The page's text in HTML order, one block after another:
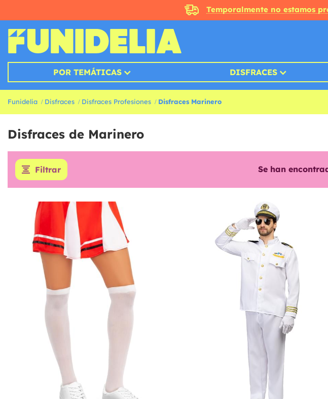
Temporalmente no estamos
POR TEMÁTICAS DISFRACES
Funidelia Disfraces Disfraces Profesiones Disfraces Marinero
Disfraces de Marinero
Filtrar Se han